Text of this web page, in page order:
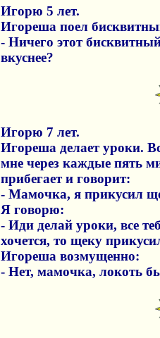
Игорю 5 лет.
Игореша поел
- Ничего этот
вкуснее?
Игорю 7 лет.
Игореша делает уроки.
мне через каждые пять
прибегает и говорит:
- Мамочка, я прикусил
Я говорю:
- Иди делай уроки, все
хочется, то щеку
Игореша возмущенно:
- Нет, мамочка, локоть